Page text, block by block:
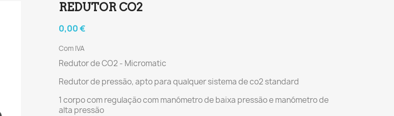
REDUTOR CO2
0,00 €
Com IVA
Redutor de CO2 - Micromatic
Redutor de pressão, apto para qualquer sistema de co2 standard
1 corpo com regulação com manómetro de baixa pressão e manómetro de
alta pressão